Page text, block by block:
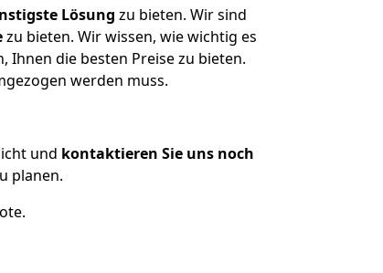
Lösung zu bieten. Wir sind
zu bieten. Wir wissen, wie wichtig es
Ihnen die besten Preise zu bieten.
werden muss.
und kontaktieren Sie uns noch
planen.